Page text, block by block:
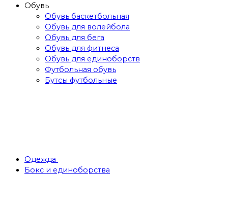
Обувь
Обувь баскетбольная
Обувь для волейбола
Обувь для бега
Обувь для фитнеса
Обувь для единоборств
Футбольная обувь
Бутсы футбольные
Одежда
Бокс и единоборства